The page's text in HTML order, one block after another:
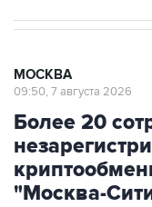
МОСКВА
09:50, 7 августа 2026
Более 20
"Москва-